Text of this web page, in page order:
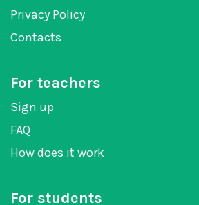
Privacy Policy
Contacts
For teachers
Sign up
FAQ
How does it work
For students